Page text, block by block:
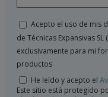
Acepto el uso de mis
de Técnicas Expansivas
exclusivamente para mi
productos
He leído y acepto el
Este sitio está protegido